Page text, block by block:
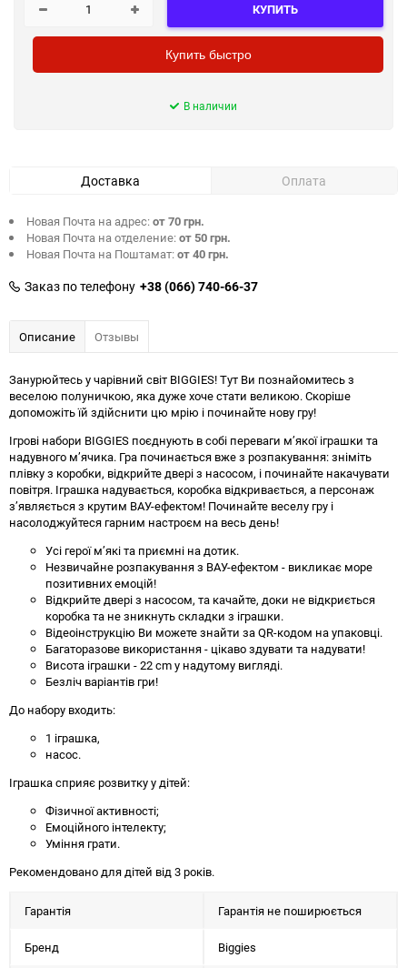
КУПИТЬ
Купить быстро
В наличии
Доставка Оплата
Новая Почта на адрес:от 70 грн.
Новая Почта на отделение:от 50 грн.
Новая Почта на Поштамат:от 40 грн.
Заказ по телефону +38 (066) 740-66-37
Описание Отзывы
Занурюйтесь у чарівний світ BIGGIES! Тут Ви познайомитесь з
веселою полуничкою, яка дуже хоче стати великою. Скоріше
допоможіть їй здійснити цю мрію і починайте нову гру!
Ігрові набори BIGGIES поєднують в собі переваги м’якої іграшки та
надувного м’ячика. Гра починається вже з розпакування: зніміть
плівку з коробки, відкрийте двері з насосом, і починайте накачувати
повітря. Іграшка надувається, коробка відкривається, а персонаж
з’являється з крутим ВАУ-ефектом! Починайте веселу гру і
насолоджуйтеся гарним настроєм на весь день!
Усі герої м’які та приємні на дотик.
Незвичайне розпакування з ВАУ-ефектом - викликає море
позитивних емоцій!
Відкрийте двері з насосом, та качайте, доки не відкриється
коробка та не зникнуть складки з іграшки.
Відеоінструкцію Ви можете знайти за QR-кодом на упаковці.
Багаторазове використання - цікаво здувати та надувати!
Висота іграшки - 22 cm у надутому вигляді.
Безліч варіантів гри!
До набору входить:
1 іграшка,
насос.
Іграшка сприяє розвитку у дітей:
Фізичної активності;
Емоційного інтелекту;
Уміння грати.
Рекомендовано для дітей від 3 років.
Гарантія Гарантія не поширюється
Бренд Biggies